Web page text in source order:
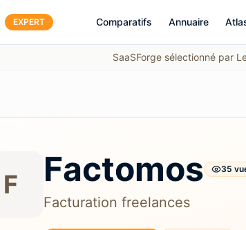
EXPERT Comparatifs Annuaire
SaaSForge sélectionné par
F Factomos 35
Facturation freelances